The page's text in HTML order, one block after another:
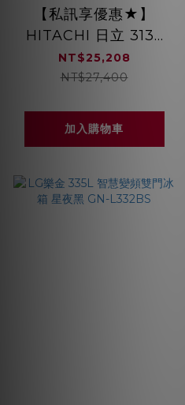
【私訊享優惠★】
HITACHI 日立 313L
變頻兩門冰箱 琉璃鏡
面 左開
能效 琉璃黑 / 琉璃白
NT$25,208
NT$27,400
加入購物車